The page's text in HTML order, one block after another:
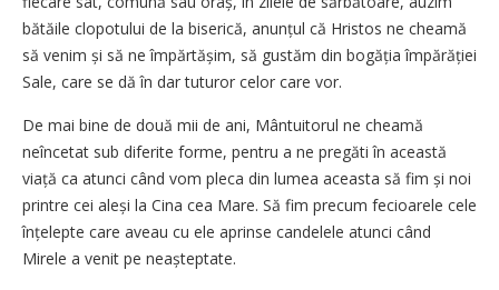
bătăile clopotului de la biserică, anunțul că Hristos ne cheamă
să venim și să ne împărtășim, să gustăm din bogăția împărăției
Sale, care se dă în dar tuturor celor care vor.
De mai bine de două mii de ani, Mântuitorul ne cheamă
neîncetat sub diferite forme, pentru a ne pregăti în această
viață ca atunci când vom pleca din lumea aceasta să fim și noi
printre cei aleși la Cina cea Mare. Să fim precum fecioarele cele
înțelepte care aveau cu ele aprinse candelele atunci când
Mirele a venit pe neașteptate.